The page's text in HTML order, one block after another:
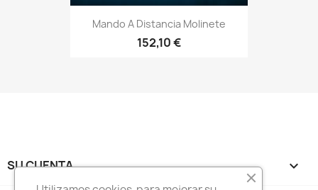
Mando A Distancia Molinete
152,10 €
SU CUENTA 